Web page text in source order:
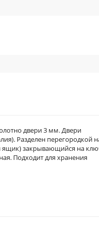
двери 3 мм. Двери
Разделен перегородкой
ящик) закрывающийся на
Подходит для хранения